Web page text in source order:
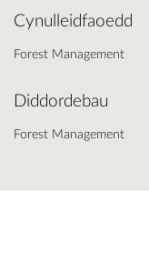
Cynulleidfaoedd
Forest Management
Diddordebau
Forest Management